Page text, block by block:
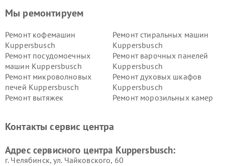
Мы ремонтируем
Ремонт кофемашин
Kuppersbusch
Ремонт стиральных машин
Kuppersbusch
Ремонт посудомоечных
машин Kuppersbusch
Ремонт варочных панелей
Kuppersbusch
Ремонт микроволновых
печей Kuppersbusch
Ремонт духовых шкафов
Kuppersbusch
Ремонт вытяжек
Ремонт морозильных камер
Kuppersbusch
вакуумных упаковщиков
Ремонт сушильных машин Kuppersbusch
Контакты сервис центра
Адрес сервисного центра Kuppersbusch:
г. Челябинск, ул. Чайковского, 60